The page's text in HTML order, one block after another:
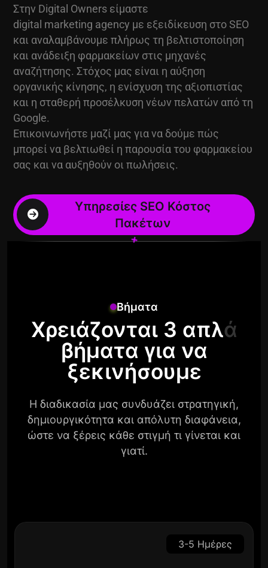
Στην Digital Owners είμαστε
digital marketing agency με εξειδίκευση στο SEO
και αναλαμβάνουμε πλήρως τη βελτιστοποίηση
και ανάδειξη φαρμακείων στις μηχανές
αναζήτησης. Στόχος μας είναι η αύξηση
οργανικής κίνησης, η ενίσχυση της αξιοπιστίας
και η σταθερή προσέλκυση νέων πελατών από τη
Google.
Επικοινωνήστε μαζί μας για να δούμε πώς
μπορεί να βελτιωθεί η παρουσία του φαρμακείου
σας και να αυξηθούν οι πωλήσεις.
+
+
Βήματα
Χρειάζονται 3 απλά
βήματα για να
ξεκινήσουμε
Η διαδικασία μας συνδυάζει στρατηγική,
δημιουργικότητα και απόλυτη διαφάνεια,
ώστε να ξέρεις κάθε στιγμή τι γίνεται και
γιατί.
3-5 Ημέρες